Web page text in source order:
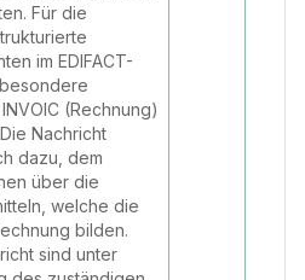
Für die
im EDIFACT-
(Rechnung)
Nachricht
dazu, dem
über die
welche die
bilden.
sind unter